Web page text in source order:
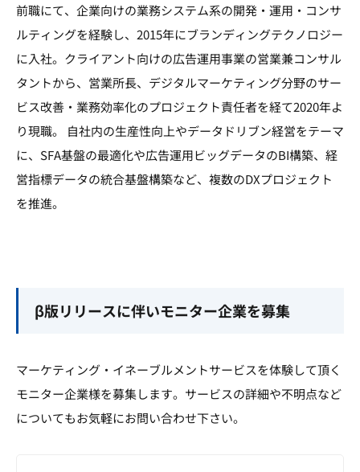
前職にて、企業向けの業務システム系の開発・運用・コンサ
ルティングを経験し、2015年にブランディングテクノロジー
に入社。クライアント向けの広告運用事業の営業兼コンサル
タントから、営業所長、デジタルマーケティング分野のサー
ビス改善・業務効率化のプロジェクト責任者を経て2020年よ
り現職。 自社内の生産性向上やデータドリブン経営をテーマ
に、SFA基盤の最適化や広告運用ビッグデータのBI構築、経
営指標データの統合基盤構築など、複数のDXプロジェクト
を推進。
β版リリースに伴いモニター企業を募集
マーケティング・イネーブルメントサービスを体験して頂く
モニター企業様を募集します。サービスの詳細や不明点など
についてもお気軽にお問い合わせ下さい。